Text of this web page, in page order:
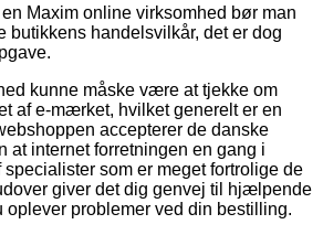
Maxim online virksomhed bør man
butikkens handelsvilkår, det er dog
kunne måske være at tjekke om
af e-mærket, hvilket generelt er en
accepterer de danske
at internet forretningen en gang i
som er meget fortrolige de
giver det dig genvej til hjælpende
oplever problemer ved din bestilling.